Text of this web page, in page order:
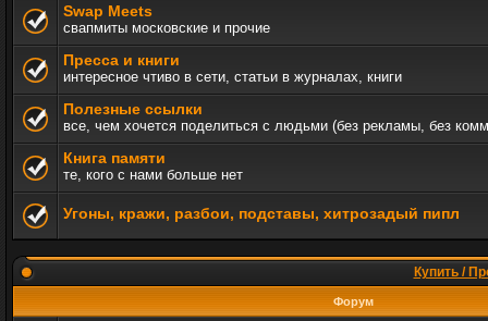
Swap Meets
свапмиты московские и прочие
Пресса и книги
интересное чтиво в сети, статьи в журналах, книги
Полезные ссылки
все, чем хочется поделиться с людьми (без рекламы, без
Книга памяти
те, кого с нами больше нет
Угоны, кражи, разбои, подставы, хитрозадый пипл
Купить /
Форум